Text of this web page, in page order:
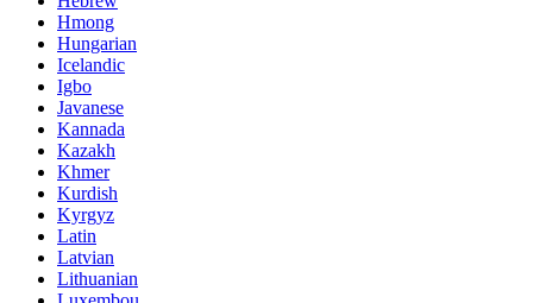
Hmong
Hungarian
Icelandic
Igbo
Javanese
Kannada
Kazakh
Khmer
Kurdish
Kyrgyz
Latin
Latvian
Lithuanian